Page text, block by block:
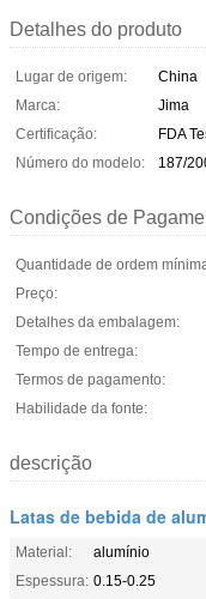
Detalhes do produto
Lugar de origem:
China
Marca:
Jima
Certificação:
FDA
Número do modelo:
187/
Condições de
Quantidade de ordem
Preço:
Detalhes da embalagem:
Tempo de entrega:
Termos de pagamento:
Habilidade da fonte:
descrição
Latas de bebida de
Material:
alumínio
Espessura: 0.15-0.25